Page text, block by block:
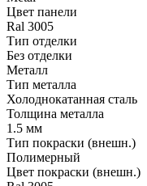
Цвет панели
Ral 3005
Тип отделки
Без отделки
Металл
Тип металла
Холоднокатанная сталь
Толщина металла
1.5 мм
Тип покраски (внешн.)
Полимерный
Цвет покраски (внешн.)